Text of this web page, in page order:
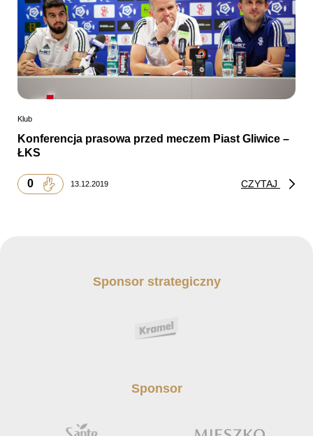
Klub
Konferencja prasowa przed meczem Piast Gliwice –
ŁKS
0 13.12.2019 CZYTAJ
Sponsor strategiczny
Sponsor